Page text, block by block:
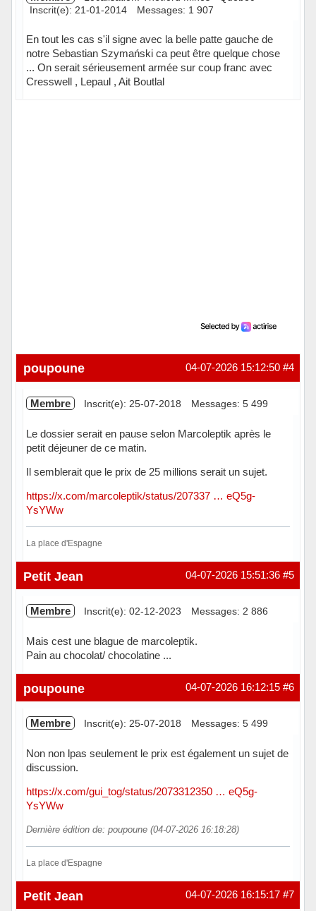
Inscrit(e): 21-01-2014
Messages: 1 907
En tout les cas s'il signe avec la belle patte gauche de
notre Sebastian Szymański ca peut être quelque chose
... On serait sérieusement armée sur coup franc avec
Cresswell , Lepaul , Ait Boutlal
#4
04-07-2026 15:12:50
poupoune
Membre Inscrit(e): 25-07-2018 Messages: 5 499
Le dossier serait en pause selon Marcoleptik après le
petit déjeuner de ce matin.
Il semblerait que le prix de 25 millions serait un sujet.
https://x.com/marcoleptik/status/207337 … eQ5g-
YsYWw
La place d'Espagne
Hors ligne #5
04-07-2026 15:51:36
Petit Jean
Membre Inscrit(e): 02-12-2023 Messages: 2 886
Mais cest une blague de marcoleptik.
Pain au chocolat/ chocolatine ...
Hors ligne #6
04-07-2026 16:12:15
poupoune
Membre Inscrit(e): 25-07-2018 Messages: 5 499
Non non lpas seulement le prix est également un sujet de
discussion.
https://x.com/gui_tog/status/2073312350 … eQ5g-
YsYWw
Dernière édition de: poupoune (04-07-2026 16:18:28)
La place d'Espagne
Hors ligne #7
04-07-2026 16:15:17
Petit Jean